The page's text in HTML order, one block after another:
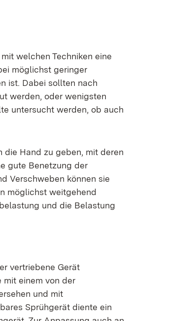
welchen Techniken eine
möglichst geringer
ist. Dabei sollten nach
werden, oder wenigsten
untersucht werden, ob auch
die Hand zu geben, mit deren
gute Benetzung der
Verschweben können sie
möglichst weitgehend
und die Belastung
vertriebene Gerät
mit einem von der
und mit
Sprühgerät diente ein